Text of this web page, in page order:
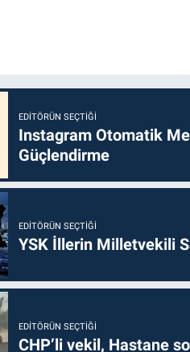
EDITÖRÜN SEÇTIĞI
Instagram Otomatik
Güçlendirme
EDITÖRÜN SEÇTIĞI
YSK İllerin Milletvekili
EDITÖRÜN SEÇTIĞI
CHP’li vekil, Hastane